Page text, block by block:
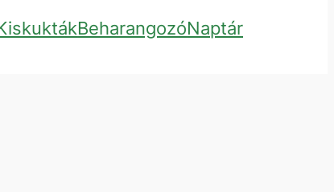
BeharangozóNaptár